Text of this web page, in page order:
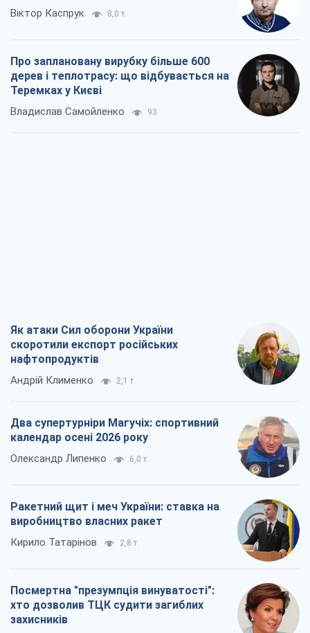
Віктор Каспрук 8,0 т.
Про заплановану вирубку більше 600
дерев і теплотрасу: що відбувається на
Теремках у Києві
Владислав Самойленко 93
Як атаки Сил оборони України
скоротили експорт російських
нафтопродуктів
Андрій Клименко 2,1 т.
Два супертурніри Магучіх: спортивний
календар осені 2026 року
Олександр Липенко 6,0 т.
Ракетний щит і меч України: ставка на
виробництво власних ракет
Кирило Татарінов 2,8 т.
Посмертна "презумпція винуватості":
хто дозволив ТЦК судити загиблих
захисників